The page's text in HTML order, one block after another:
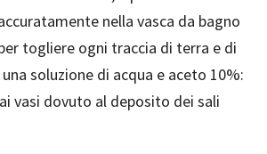
nella vasca da bagno
togliere ogni traccia di terra e di
soluzione di acqua e aceto 10%:
vasi dovuto al deposito dei sali